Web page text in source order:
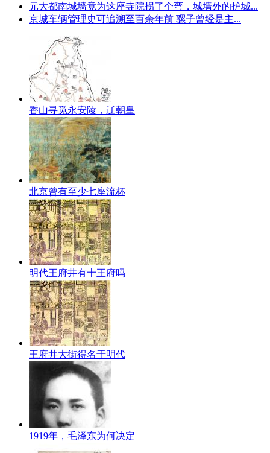
元大都南城墙竟为这座寺院拐了个弯，城墙外的护城...
京城车辆管理史可追溯至百余年前 骡子曾经是主...
香山寻觅永安陵，辽朝皇
北京曾有至少七座流杯
明代王府井有十王府吗
王府井大街得名于明代
1919年，毛泽东为何决定